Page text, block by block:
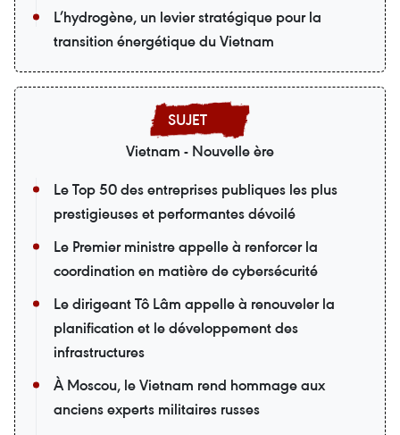
L’hydrogène, un levier stratégique pour la
transition énergétique du Vietnam
Vietnam - Nouvelle ère
Le Top 50 des entreprises publiques les plus
prestigieuses et performantes dévoilé
Le Premier ministre appelle à renforcer la
coordination en matière de cybersécurité
Le dirigeant Tô Lâm appelle à renouveler la
planification et le développement des
infrastructures
À Moscou, le Vietnam rend hommage aux
anciens experts militaires russes